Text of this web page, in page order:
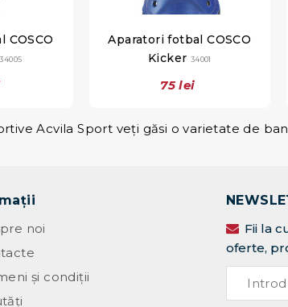
COSCO
34005
Aparatori fotbal COSCO
Kicker 34001
75 lei
Acvila Sport veți găsi o varietate de
noi
și condiții
Fii la
oferte,